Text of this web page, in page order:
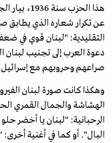
عن تكرار شعاره الذي يطابق
التقليدية: "لبنان قوي في
دعوة العرب إلى تجنيب
صراعهم وحروبهم مع
وهكذا كانت صورة لبنان
الهشاشة والجمال القمري
الرحبانية: "لبنان يا أخضر
البال". أو كما في أغنية